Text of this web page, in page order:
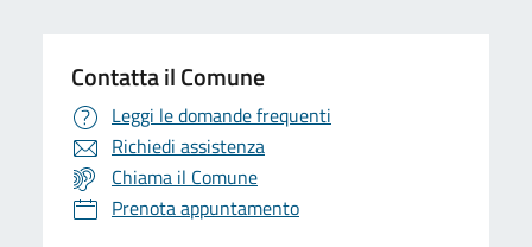
Contatta il Comune
Leggi le domande frequenti
Richiedi assistenza
Chiama il Comune
Prenota appuntamento